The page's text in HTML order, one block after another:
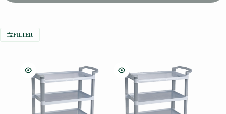
FILTER